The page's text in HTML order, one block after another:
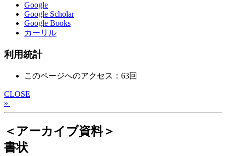
Google
Google Scholar
Google Books
カーリル
利用統計
このページへのアクセス：63回
CLOSE
»
＜アーカイブ資料＞
書状